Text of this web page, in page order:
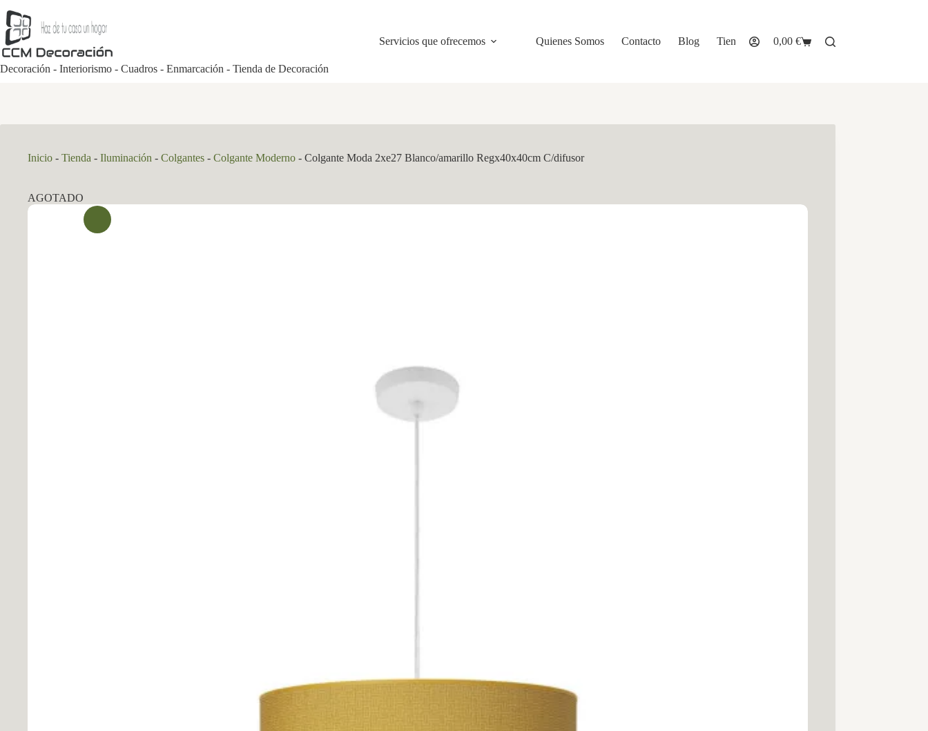
al
contenido
Decoración - Interiorismo - Cuadros - Enmarcación - Tienda de Decoración
Servicios que ofrecemos Quienes Somos Contacto Blog Tienda
Carro
0,00 €
Inicio - Tienda - Iluminación - Colgantes - Colgante Moderno - Colgante Moda 2xe27 Blanco/amarillo Regx40x40cm C/difusor
AGOTADO